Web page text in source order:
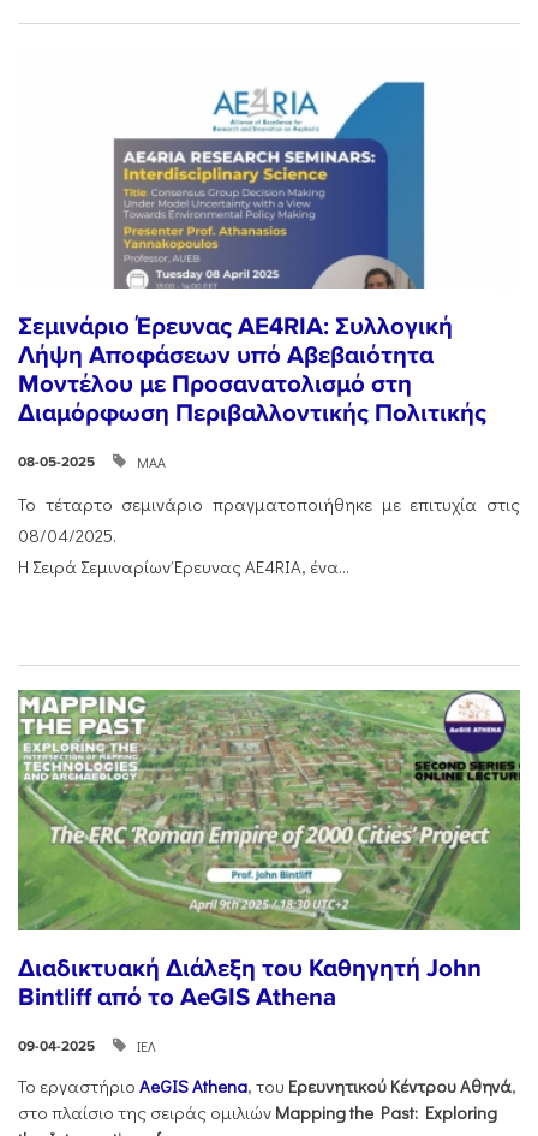
Σεμινάριο Έρευνας AE4RIA: Συλλογική
Λήψη Αποφάσεων υπό Αβεβαιότητα
Μοντέλου με Προσανατολισμό στη
Διαμόρφωση Περιβαλλοντικής Πολιτικής
08-05-2025 ΜΑΑ
Το τέταρτο σεμινάριο πραγματοποιήθηκε με επιτυχία στις
08/04/2025.
Η Σειρά Σεμιναρίων Έρευνας AE4RIA, ένα...
Διαδικτυακή Διάλεξη του Καθηγητή John
Bintliff από το AeGIS Athena
09-04-2025 ΙΕΛ
Το εργαστήριο AeGIS Athena, του Ερευνητικού ΚέντρουΑθηνά,
στο πλαίσιο της σειράς ομιλιών Mapping the Past: Exploring